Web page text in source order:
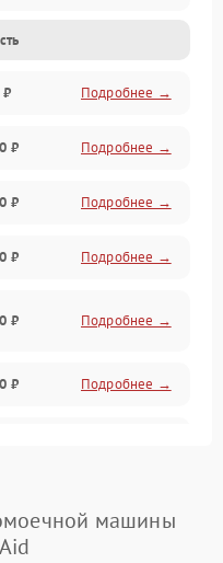
₽ Подробнее →
₽ Подробнее →
₽ Подробнее →
₽ Подробнее →
₽ Подробнее →
₽ Подробнее →
₽ Подробнее →
машины